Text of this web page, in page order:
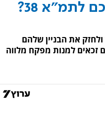
רוצים מפקח מטעמכם לתמ"א 38?
את הבניין שלהם
שהם זכאים למנות מפקח מלווה